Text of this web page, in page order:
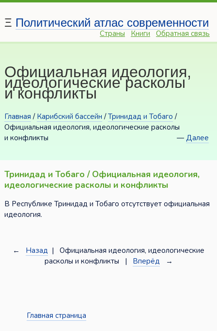
Ξ Политический атлас современности
Страны Книги Обратная связь
Официальная идеология,
идеологические расколы
и конфликты
Главная / Карибский бассейн /Тринидад и Тобаго /
Официальная идеология, идеологические расколы
и конфликты
—Далее
Тринидад и Тобаго / Официальная идеология,
идеологические расколы и конфликты
В Республике Тринидад и Тобаго отсутствует официальная
идеология.
← Назад | Официальная идеология, идеологические
расколы и конфликты | Вперёд →
Главная страница